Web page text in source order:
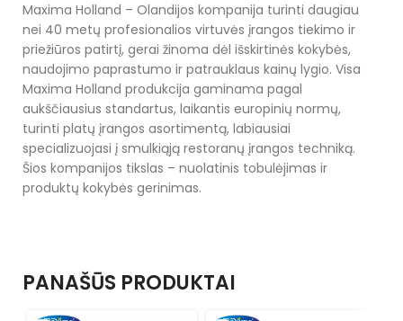
Maxima Holland – Olandijos kompanija turinti daugiau
nei 40 metų profesionalios virtuvės įrangos tiekimo ir
priežiūros patirtį, gerai žinoma dėl išskirtinės kokybės,
naudojimo paprastumo ir patrauklaus kainų lygio. Visa
Maxima Holland produkcija gaminama pagal
aukščiausius standartus, laikantis europinių normų,
turinti platų įrangos asortimentą, labiausiai
specializuojasi į smulkiąją restoranų įrangos techniką.
Šios kompanijos tikslas – nuolatinis tobulėjimas ir
produktų kokybės gerinimas.
PANAŠŪS PRODUKTAI